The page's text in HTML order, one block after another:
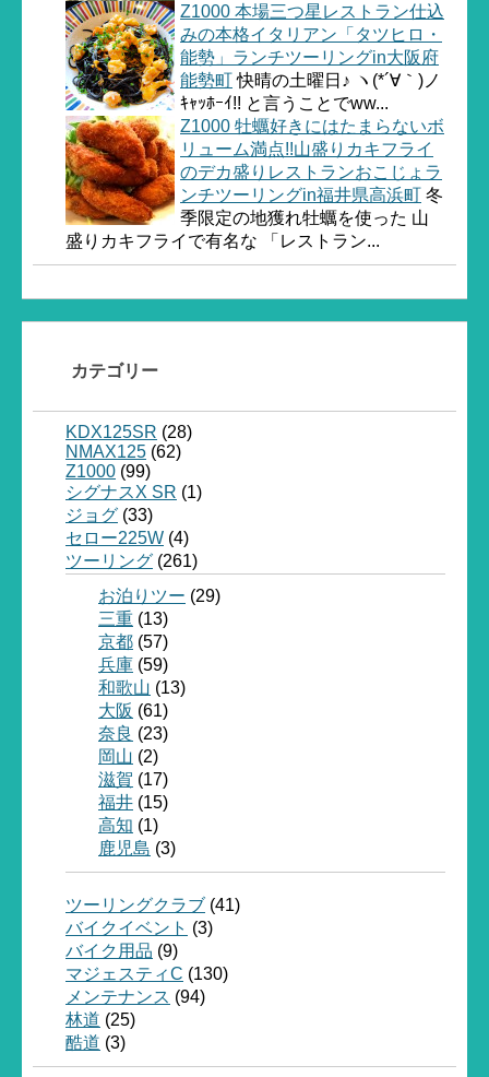
Z1000 本場三つ星レストラン仕込
みの本格イタリアン「タツヒロ・
能勢」ランチツーリングin大阪府
能勢町 快晴の土曜日♪ ヽ(*´∀｀)ノ
ｷｬｯﾎｰｲ!! と言うことでww...
Z1000 牡蠣好きにはたまらないボ
リューム満点!!山盛りカキフライ
のデカ盛りレストランおこじょラ
ンチツーリングin福井県高浜町 冬
季限定の地獲れ牡蠣を使った 山
盛りカキフライで有名な 「レストラン...
カテゴリー
KDX125SR (28)
NMAX125 (62)
Z1000 (99)
シグナスX SR (1)
ジョグ (33)
セロー225W (4)
ツーリング (261)
お泊りツー (29)
三重 (13)
京都 (57)
兵庫 (59)
和歌山 (13)
大阪 (61)
奈良 (23)
岡山 (2)
滋賀 (17)
福井 (15)
高知 (1)
鹿児島 (3)
ツーリングクラブ (41)
バイクイベント (3)
バイク用品 (9)
マジェスティC (130)
メンテナンス (94)
林道 (25)
酷道 (3)